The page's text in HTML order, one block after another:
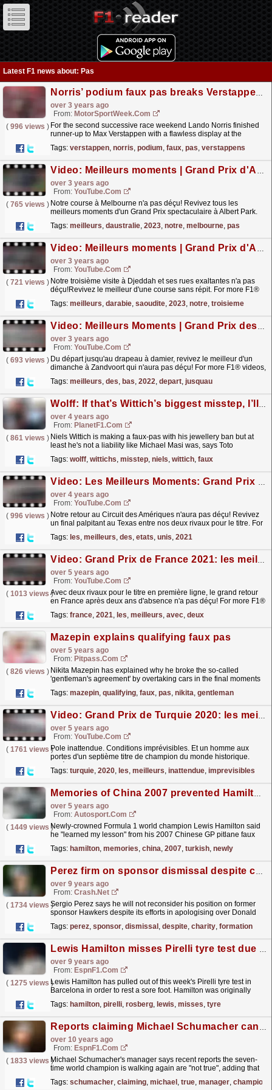
Latest F1 news about: Pas
Norris’ podium faux pas breaks Verstappen’s trophy
over 3 years ago
From: MotorSportWeek.com
( 996 views ) For the second successive race weekend Lando Norris finished
runner-up to Max Verstappen with a flawless display at the
Hungary...read more »
Tags: verstappen, norris, podium, faux, pas, verstappens
Video: Meilleurs moments | Grand Prix d'Australie 2023
over 3 years ago
From: YouTube.com
( 765 views ) Notre course à Melbourne n'a pas déçu! Revivez tous les
meilleurs moments d'un Grand Prix spectaculaire à Albert Park.
Tags: meilleurs, daustralie, 2023, notre, melbourne, pas
Video: Meilleurs moments | Grand Prix d'Arabie Saoudite 2023
over 3 years ago
From: YouTube.com
( 721 views ) Notre troisième visite à Djeddah et ses rues exaltantes n'a pas
déçu!Revivez le meilleur d'une course sans répit. For more F1®
Tags: meilleurs, darabie, saoudite, 2023, notre, troisieme
Video: Meilleurs Moments | Grand Prix des Pays-Bas 2022
over 3 years ago
From: YouTube.com
( 693 views ) Du départ jusqu'au drapeau à damier, revivez le meilleur d'un
dimanche à Zandvoort qui n'aura pas déçu! For more F1® videos,
Tags: meilleurs, des, bas, 2022, depart, jusquau
Wolff: If that’s Wittich’s biggest misstep, I’ll take it
over 4 years ago
From: PlanetF1.com
( 861 views ) Niels Wittich is making a faux-pas with his jewellery ban but at
least he's not a liability like Michael Masi was, says Toto
Tags: wolff, wittichs, misstep, niels, wittich, faux
Video: Les Meilleurs Moments: Grand Prix des Etats-Unis 2021
over 4 years ago
From: YouTube.com
( 996 views ) Notre retour au Circuit des Amériques n'aura pas déçu! Revivez
un final palpitant au Texas entre nos deux rivaux pour le titre. For
Tags: les, meilleurs, des, etats, unis, 2021
Video: Grand Prix de France 2021: les meilleurs moments
over 5 years ago
From: YouTube.com
( 1013 views )
Avec deux rivaux pour le titre en première ligne, le grand retour
en France après deux ans d'absence n'a pas déçu! For more F1®
Tags: france, 2021, les, meilleurs, avec, deux
Mazepin explains qualifying faux pas
over 5 years ago
From: Pitpass.com
( 826 views ) Nikita Mazepin has explained why he broke the so-called
'gentleman's agreement' by overtaking cars in the final moments
Tags: mazepin, qualifying, faux, pas, nikita, gentleman
Video: Grand Prix de Turquie 2020: les meilleurs moments
over 5 years ago
From: YouTube.com
( 1761 views )Pole inattendue. Conditions imprévisibles. Et un homme aux
portes d'un septième titre de champion du monde historique.
Tags: turquie, 2020, les, meilleurs, inattendue, imprevisibles
Memories of China 2007 prevented Hamilton's late F1 Turkish GP stop
over 5 years ago
From: Autosport.com
( 1449 views )Newly-crowned Formula 1 world champion Lewis Hamilton said
he "learned my lesson" from his 2007 Chinese GP pitlane faux
Tags: hamilton, memories, china, 2007, turkish, newly
Perez firm on sponsor dismissal despite charity formation
over 9 years ago
From: Crash.Net
( 1734 views )
Sergio Perez says he will not reconsider his position on former
sponsor Hawkers despite its efforts in apologising over Donald
Tags: perez, sponsor, dismissal , despite, charity, formation
Lewis Hamilton misses Pirelli tyre test due to sore foot
over 9 years ago
From: EspnF1.com
( 1275 views )Lewis Hamilton has pulled out of this week's Pirelli tyre test in
Barcelona in order to rest a sore foot. Hamilton was originally
Tags: hamilton, pirelli, rosberg, lewis, misses, tyre
Reports claiming Michael Schumacher can walk again are 'not true'
over 10 years ago
From: EspnF1.com
( 1833 views )Michael Schumacher's manager says recent reports the seven-
time world champion is walking again are "not true", adding that
Tags: schumacher, claiming, michael , true, manager, champion